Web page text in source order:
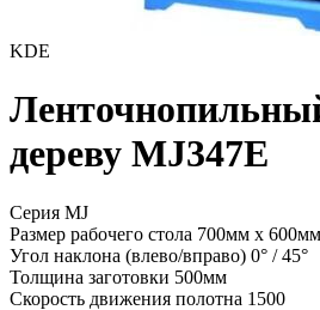
KDE
дереву MJ347E
Серия MJ
Размер рабочего стола 700мм x
Угол наклона (влево/вправо) 0° / 45°
Толщина заготовки 500мм
Скорость движения полотна 1500